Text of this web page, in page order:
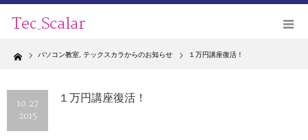
Home パソコン教室 テックスカラからのお知らせ １万円講座復活！
10.27
2015
１万円講座復活！